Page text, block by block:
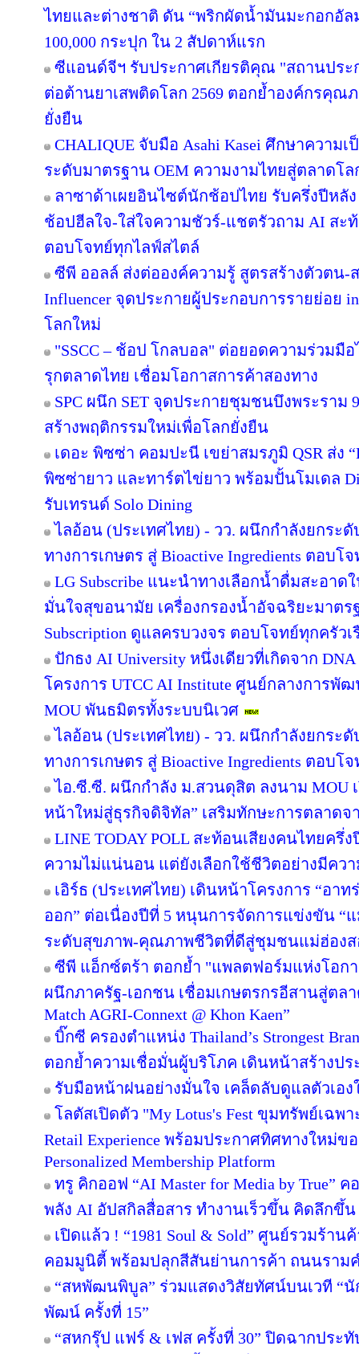
ไทยและต่างชาติ ดัน “พริกผัดน้ำมันมะกอกอั
100,000 กระปุก ใน 2 สัปดาห์แรก
ซีแอนด์จีฯ รับประกาศเกียรติคุณ "สถานปร
ต่อต้านยาเสพติดโลก 2569 ตอกย้ำองค์กรคุณ
ยั่งยืน
CHALIQUE จับมือ Asahi Kasei ศึกษาควา
ระดับมาตรฐาน OEM ความงามไทยสู่ตลาดโล
ลาซาด้าเผยอินไซต์นักช้อปไทย รับครึ่งปีหลัง
ช้อปฮีลใจ-ใส่ใจความชัวร์-แชตรัวถาม AI ส
ตอบโจทย์ทุกไลฟ์สไตล์
ซีพี ออลล์ ส่งต่อองค์ความรู้ สูตรสร้างตัวตน-
Influencer จุดประกายผู้ประกอบการรายย่อย
โลกใหม่
"SSCC – ช้อป โกลบอล" ต่อยอดความร่วมมื
รุกตลาดไทย เชื่อมโอกาสการค้าสองทาง
SPC ผนึก SET จุดประกายชุมชนบึงพระรา
สร้างพฤติกรรมใหม่เพื่อโลกยั่งยืน
เดอะ พิซซ่า คอมปะนี เขย่าสมรภูมิ QSR ส่ง
พิซซ่ายาว และทาร์ตไข่ยาว พร้อมปั้นโมเดล
รับเทรนด์ Solo Dining
ไลอ้อน (ประเทศไทย) - วว. ผนึกกำลังยกระ
ทางการเกษตร สู่ Bioactive Ingredients ตอบโ
LG Subscribe แนะนำทางเลือกน้ำดื่มสะอา
มั่นใจสุขอนามัย เครื่องกรองน้ำอัจฉริยะมาต
Subscription ดูแลครบวงจร ตอบโจทย์ทุกครัวเ
ปักธง AI University หนึ่งเดียวที่เกิดจาก
โครงการ UTCC AI Institute ศูนย์กลางการพั
MOU พันธมิตรทั้งระบบนิเวศ
ไลอ้อน (ประเทศไทย) - วว. ผนึกกำลังยกระ
ทางการเกษตร สู่ Bioactive Ingredients ตอบโ
ไอ.ซี.ซี. ผนึกกำลัง ม.สวนดุสิต ลงนาม MOU
หน้าใหม่สู่ธุรกิจดิจิทัล” เสริมทักษะการตลาด
LINE TODAY POLL สะท้อนเสียงคนไทยครึ่
ความไม่แน่นอน แต่ยังเลือกใช้ชีวิตอย่างมีควา
เอิร์ธ (ประเทศไทย) เดินหน้าโครงการ “อา
ออก” ต่อเนื่องปีที่ 5 หนุนการจัดการแข่งขัน “
ระดับสุขภาพ-คุณภาพชีวิตที่ดีสู่ชุมชนแม่ฮ่อง
ซีพี แอ็กซ์ตร้า ตอกย้ำ "แพลตฟอร์มแห่งโอก
ผนึกภาครัฐ-เอกชน เชื่อมเกษตรกรอีสานสู่ตล
Match AGRI-Connext @ Khon Kaen”
บิ๊กซี ครองตำแหน่ง Thailand’s Strongest
ตอกย้ำความเชื่อมั่นผู้บริโภค เดินหน้าสร้างป
รับมือหน้าฝนอย่างมั่นใจ เคล็ดลับดูแลตัวเอง
โลตัสเปิดตัว "My Lotus's Fest ขุมทรัพย์เฉ
Retail Experience พร้อมประกาศทิศทางใหม่ขอ
Personalized Membership Platform
ทรู คิกออฟ “AI Master for Media by True”
พลัง AI อัปสกิลสื่อสาร ทำงานเร็วขึ้น คิดลึกขึ้
เปิดแล้ว ! “1981 Soul & Sold” ศูนย์รวมร้
คอมมูนิตี้ พร้อมปลุกสีสันย่านการค้า ถนนราม
“สหพัฒนพิบูล” ร่วมแสดงวิสัยทัศน์บนเวที “
พัฒน์ ครั้งที่ 15”
“สหกรุ๊ป แฟร์ & เฟส ครั้งที่ 30” ปิดฉากประ